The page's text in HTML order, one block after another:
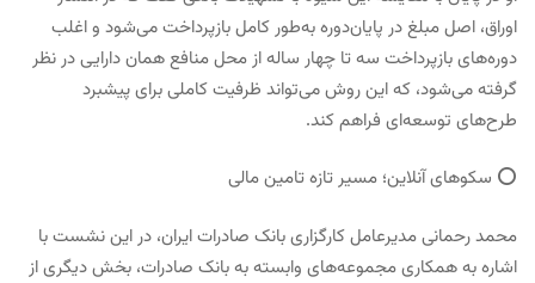
اوراق، اصل مبلغ در پایان‌دوره به‌طور کامل بازپرداخت می‌شود و اغلب
دوره‌های بازپرداخت سه تا چهار ساله از محل منافع همان دارایی در نظر
گرفته می‌شود، که این روش می‌تواند ظرفیت کاملی برای پیشبرد
طرح‌های توسعه‌ای فراهم کند.
⭕️ سکوهای آنلاین؛ مسیر تازه تامین مالی
محمد رحمانی مدیرعامل کارگزاری بانک صادرات ایران، در این نشست با
اشاره به همکاری مجموعه‌های وابسته به بانک صادرات، بخش دیگری از